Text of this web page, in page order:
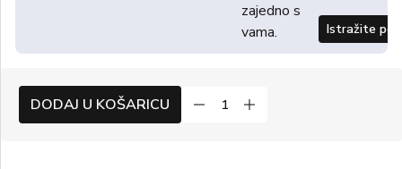
zajedno s
vama.
Istražite
DODAJ U KOŠARICU